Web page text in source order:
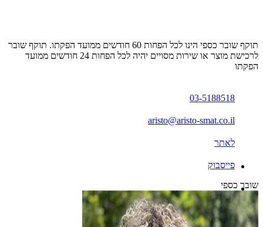
תוקף שובר כספי הינו לכל הפחות 60 חודשים ממועד הפקתו. תוקף שובר
לרכישת מוצר או שירות מסויים יהיה לכל הפחות 24 חודשים ממועד
הפקתו
03-5188518
aristo@aristo-smat.co.il
לאתר
פייסבוק
שובר כספי